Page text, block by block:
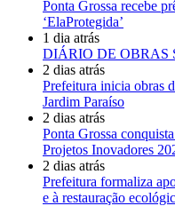
Ponta Grossa recebe
‘ElaProtegida’
1 dia atrás
DIÁRIO DE OBRAS
2 dias atrás
Prefeitura inicia obras
Jardim Paraíso
2 dias atrás
Ponta Grossa
Projetos Inovadores
2 dias atrás
Prefeitura formaliza
e à restauração